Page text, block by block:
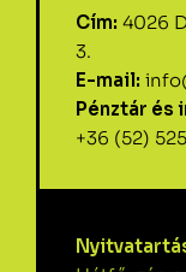
Cím: 4026
3.
E-mail:
Pénztár és
+36 (52)